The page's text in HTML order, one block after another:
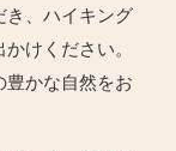
き、ハイキング
けください。
豊かな自然をお